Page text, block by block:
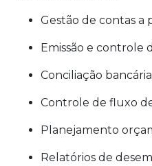
Gestão de contas a
Emissão e controle
Conciliação
Controle de fluxo
Planejamento
Relatórios de